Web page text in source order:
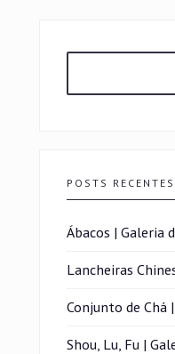
POSTS RECENTES
Ábacos | Galeria
Lancheiras
Conjunto de Chá
Shou, Lu, Fu |